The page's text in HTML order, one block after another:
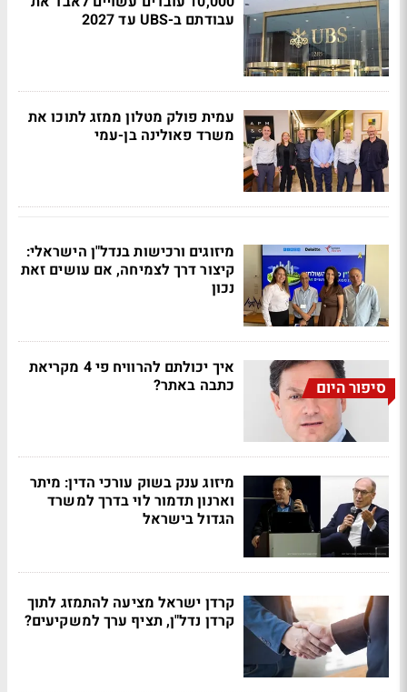
עבודתם ב-UBS עד 2027
עמית פולק מטלון ממזג לתוכו את
משרד פאולינה בן-עמי
מיזוגים ורכישות בנדל"ן הישראלי:
קיצור דרך לצמיחה, אם עושים זאת
נכון
סיפור היום
איך יכולתם להרוויח פי 4 מקריאת
כתבה באתר?
מיזוג ענק בשוק עורכי הדין: מיתר
וארנון תדמור לוי בדרך למשרד
הגדול בישראל
קרדן ישראל מציעה להתמזג לתוך
קרדן נדל"ן, תציף ערך למשקיעים?